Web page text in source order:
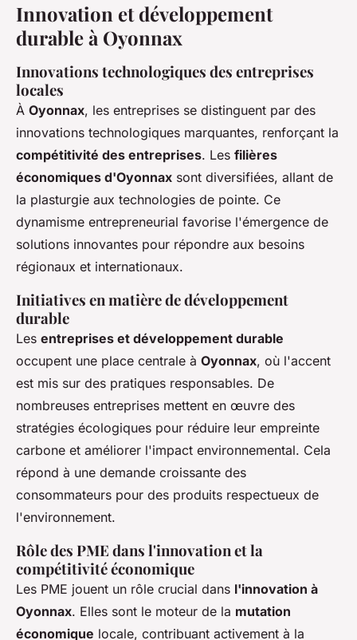
Innovation et développement
durable à Oyonnax
Innovations technologiques des entreprises
locales
À Oyonnax, les entreprises se distinguent par des
innovations technologiques marquantes, renforçant la
compétitivité des entreprises. Les filières
économiques d'Oyonnax sont diversifiées, allant de
la plasturgie aux technologies de pointe. Ce
dynamisme entrepreneurial favorise l'émergence de
solutions innovantes pour répondre aux besoins
régionaux et internationaux.
Initiatives en matière de développement
durable
Les entreprises et développement durable
occupent une place centrale à Oyonnax, où l'accent
est mis sur des pratiques responsables. De
nombreuses entreprises mettent en œuvre des
stratégies écologiques pour réduire leur empreinte
carbone et améliorer l'impact environnemental. Cela
répond à une demande croissante des
consommateurs pour des produits respectueux de
l'environnement.
Rôle des PME dans l'innovation et la
compétitivité économique
Les PME jouent un rôle crucial dans l'innovation à
Oyonnax. Elles sont le moteur de la mutation
économique locale, contribuant activement à la